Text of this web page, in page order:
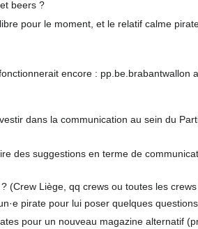
beers ?
pour le moment, et le relatif calme
encore : pp.be.brabantwallon
dans la communication au sein du
des suggestions en terme de
(Crew Liège, qq crews ou toutes les
pirate pour lui poser quelques
pour un nouveau magazine alternatif